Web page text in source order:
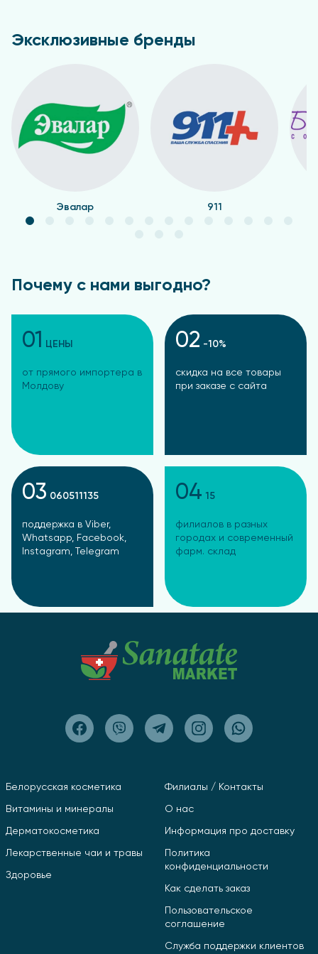
Эксклюзивные бренды
Эвалар 911
Почему с нами выгодно?
01 ЦЕНЫ
от прямого импортера в
Молдову
02 -10%
скидка на все товары
при заказе с сайта
03 060511135
поддержка в Viber,
Whatsapp, Facebook,
Instagram, Telegram
04 15
филиалов в разных
городах и современный
фарм. склад
Белорусская косметика
Витамины и минералы
Дерматокосметика
Лекарственные чаи и травы
Здоровье
Филиалы / Контакты
О нас
Информация про доставку
Политика
конфиденциальности
Как сделать заказ
Пользовательское
соглашение
Служба поддержки клиентов